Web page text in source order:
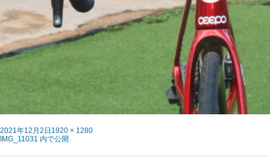
投
稿
2021年12月2日 フ
ル
1920 × 1280
投IMG_11031 内で公開